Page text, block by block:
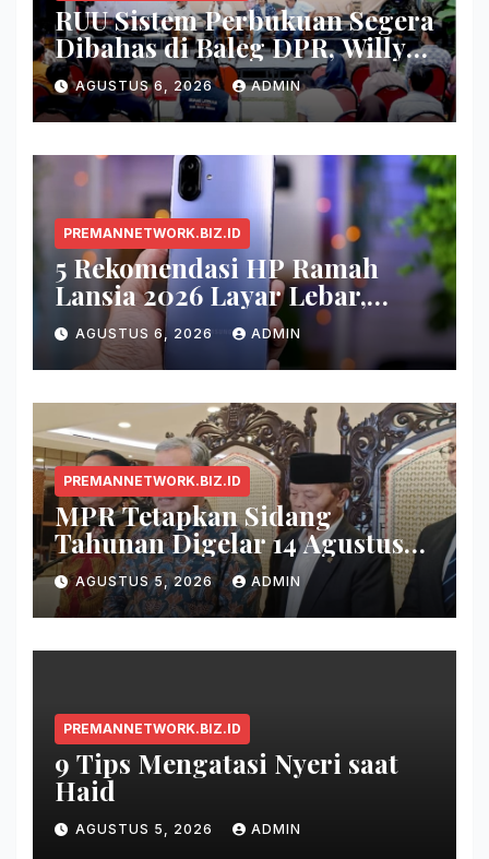
RUU Sistem Perbukuan Segera
Dibahas di Baleg DPR, Willy
Aditya: Buku Itu Makanan
Otak
AGUSTUS 6, 2026 ADMIN
PREMANNETWORK.BIZ.ID
5 Rekomendasi HP Ramah
Lansia 2026 Layar Lebar,
Menu Simpel, dan Baterai
Awet
AGUSTUS 6, 2026 ADMIN
PREMANNETWORK.BIZ.ID
MPR Tetapkan Sidang
Tahunan Digelar 14 Agustus
2026
AGUSTUS 5, 2026 ADMIN
PREMANNETWORK.BIZ.ID
9 Tips Mengatasi Nyeri saat
Haid
AGUSTUS 5, 2026 ADMIN